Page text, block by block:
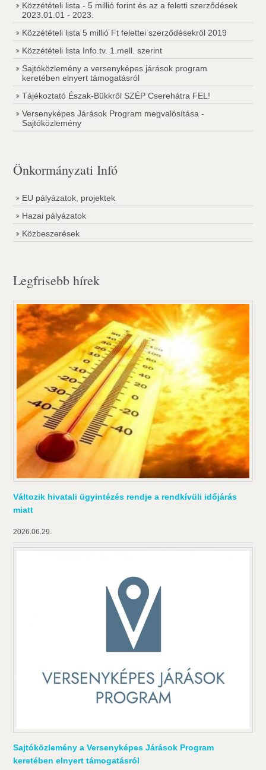
Közzétételi lista - 5 millió forint és az a feletti szerződések
2023.01.01 - 2023.
Közzétételi lista 5 millió Ft felettei szerződésekről 2019
Közzétételi lista Info.tv. 1.mell. szerint
Sajtóközlemény a versenyképes járások program
keretében elnyert támogatásról
Tájékoztató Észak-Bükkről SZÉP Cserehátra FEL!
Versenyképes Járások Program megvalósítása -
Sajtóközlemény
Önkormányzati Infó
EU pályázatok, projektek
Hazai pályázatok
Közbeszerések
Legfrisebb hírek
Változik hivatali ügyintézés rendje a rendkívüli időjárás
miatt
2026.06.29.
Sajtóközlemény a Versenyképes Járások Program
keretében elnyert támogatásról